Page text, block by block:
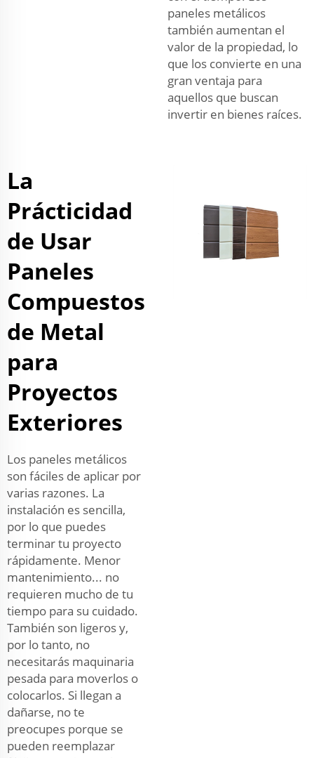
paneles metálicos
también aumentan el
valor de la propiedad, lo
que los convierte en una
gran ventaja para
aquellos que buscan
invertir en bienes raíces.
La
Prácticidad
de Usar
Paneles
Compuestos
de Metal
para
Proyectos
Exteriores
Los paneles metálicos
son fáciles de aplicar por
varias razones. La
instalación es sencilla,
por lo que puedes
terminar tu proyecto
rápidamente. Menor
mantenimiento... no
requieren mucho de tu
tiempo para su cuidado.
También son ligeros y,
por lo tanto, no
necesitarás maquinaria
pesada para moverlos o
colocarlos. Si llegan a
dañarse, no te
preocupes porque se
pueden reemplazar